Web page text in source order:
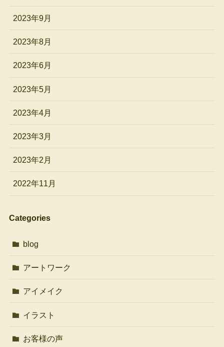
2023年9月
2023年8月
2023年6月
2023年5月
2023年4月
2023年3月
2023年2月
2022年11月
Categories
blog
アートワーク
アイメイク
イラスト
お客様の声